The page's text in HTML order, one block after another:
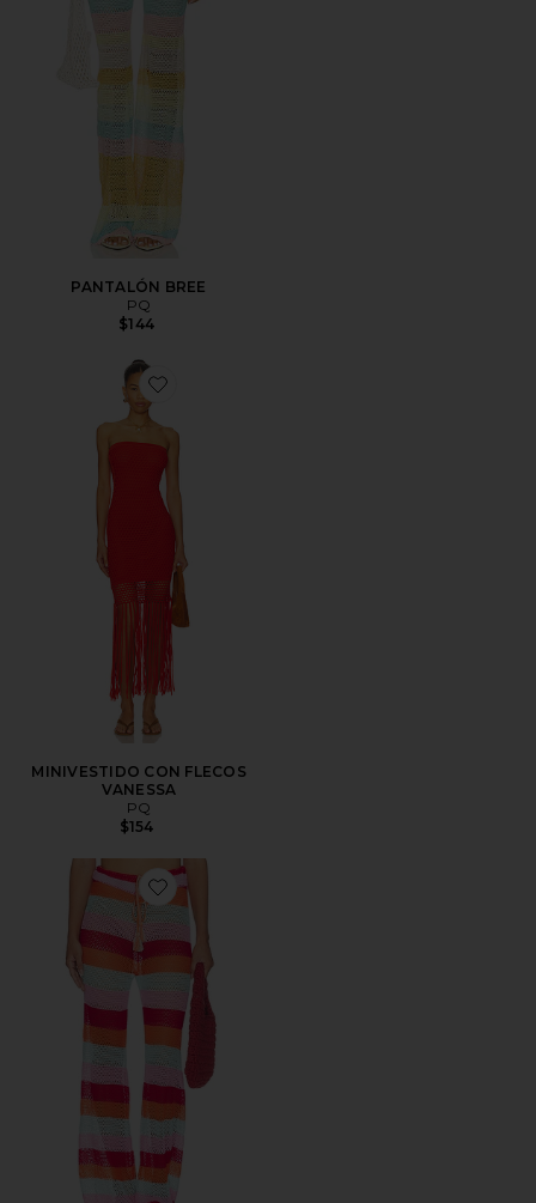
PANTALÓN BREE
PQ
$144
Favorite MINIVESTIDO CON FLECOS VANESSA
MINIVESTIDO CON FLECOS
VANESSA
PQ
$154
Favorite PANTALÓN BREE